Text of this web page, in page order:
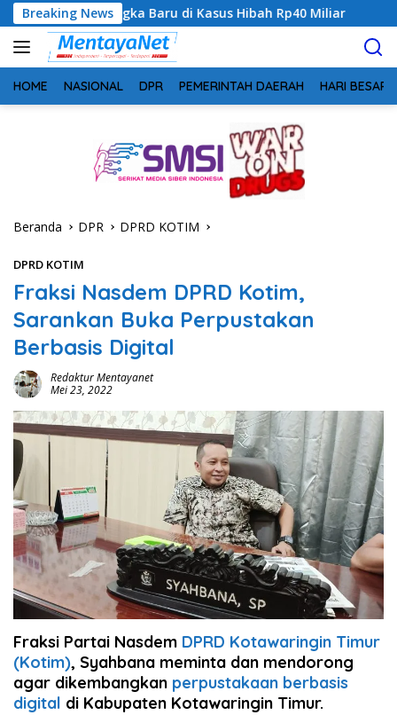
Langsung
ke
konten
Breaking News
Baru di Kasus Hibah Rp40 Miliar Geger! 5
HOME NASIONAL DPR PEMERINTAH DAERAH HARI BESAR
Beranda DPR DPRD KOTIM
DPRD KOTIM
Fraksi Nasdem DPRD Kotim,
Sarankan Buka Perpustakan
Berbasis Digital
Redaktur Mentayanet
Mei 23, 2022
Fraksi Partai Nasdem DPRD Kotawaringin Timur
(Kotim), Syahbana meminta dan mendorong
agar dikembangkan perpustakaan berbasis
digital di Kabupaten Kotawaringin Timur.